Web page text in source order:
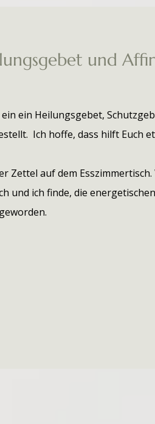
und
ein ein Heilungsgebet,
Ich hoffe, dass hilft Euch
Zettel auf dem
und ich finde, die